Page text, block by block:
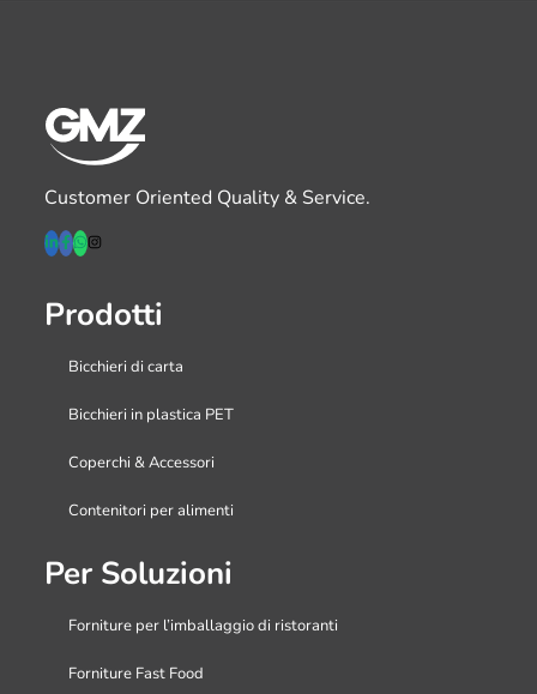
Customer Oriented Quality & Service.
Prodotti
Bicchieri di carta
Bicchieri in plastica PET
Coperchi & Accessori
Contenitori per alimenti
Per Soluzioni
Forniture per l’imballaggio di ristoranti
Forniture Fast Food